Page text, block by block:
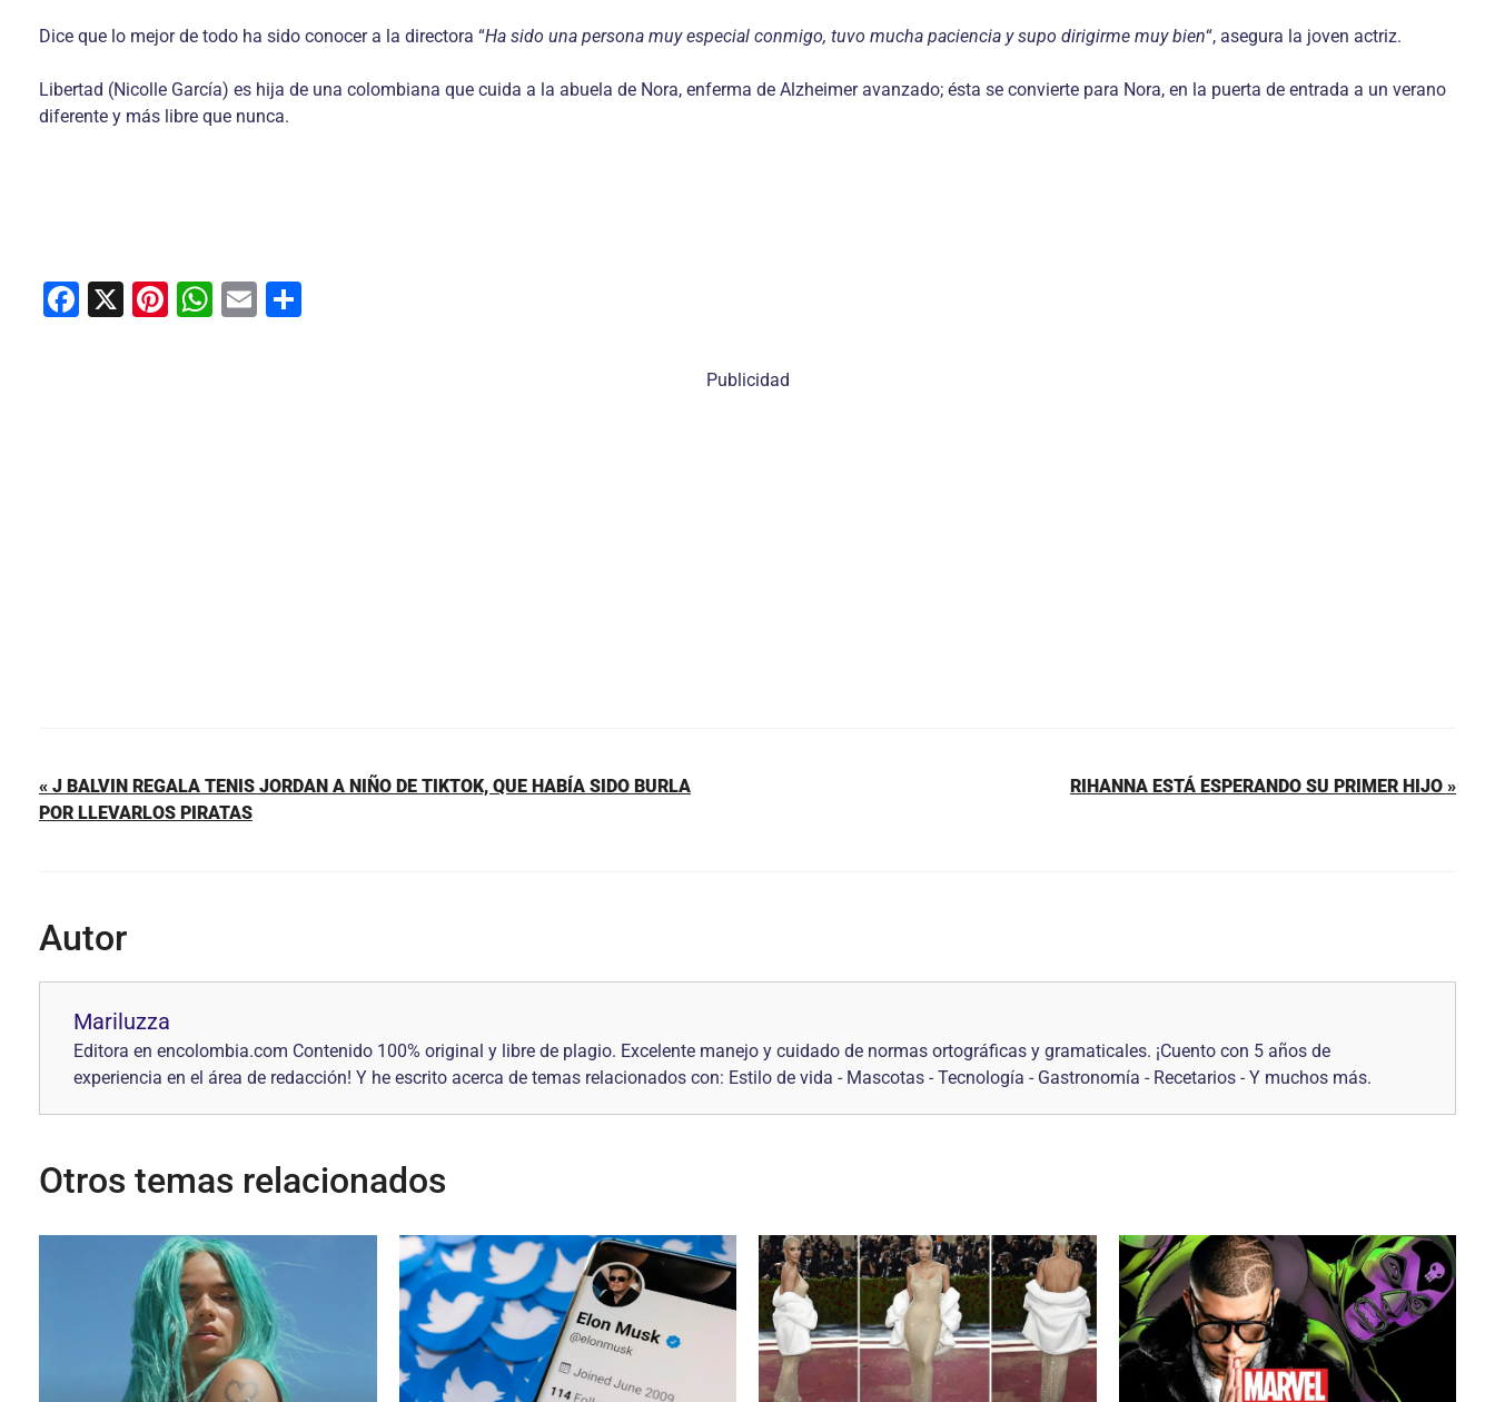
Dice que lo mejor de todo ha sido conocer a la directora “Ha sido una persona muy especial conmigo, tuvo mucha paciencia y supo dirigirme muy bien“, asegura la joven actriz.
Libertad (Nicolle García) es hija de una colombiana que cuida a la abuela de Nora, enferma de Alzheimer avanzado; ésta se convierte para Nora, en la puerta de entrada a un verano
diferente y más libre que nunca.
F
X
Pi W E
Publicidad
« J BALVIN REGALA TENIS JORDAN A NIÑO DE TIKTOK, QUE HABÍA SIDO BURLA
POR LLEVARLOS PIRATAS
RIHANNA ESTÁ ESPERANDO SU PRIMER HIJO »
Autor
Mariluzza
Editora en encolombia.com Contenido 100% original y libre de plagio. Excelente manejo y cuidado de normas ortográficas y gramaticales. ¡Cuento con 5 años de
experiencia en el área de redacción! Y he escrito acerca de temas relacionados con: Estilo de vida - Mascotas - Tecnología - Gastronomía - Recetarios - Y muchos más.
Otros temas relacionados